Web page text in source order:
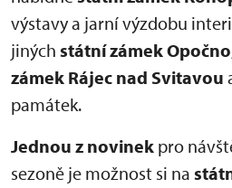
výstavy a jarní výzdobu
jiných státní zámek Opočno
zámek Rájec nad Svitavou
památek.
Jednou z novinek pro
sezoně je možnost si na